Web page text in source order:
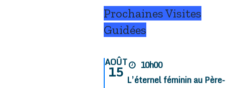
Prochaines Visites
Guidées
AOÛT
15
10h00
L’éternel féminin au Père-